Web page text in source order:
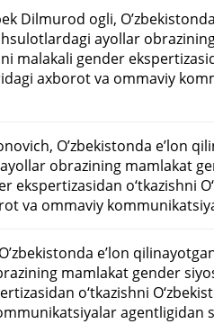
Dilmurod ogli,
ayollar
malakali gender
axborot va ommaviy
O’zbekistonda eʼlon
obrazining mamlakat
ekspertizasidan o‘tkazishni
va ommaviy
eʼlon
mamlakat gender
o‘tkazishni
agentligidan